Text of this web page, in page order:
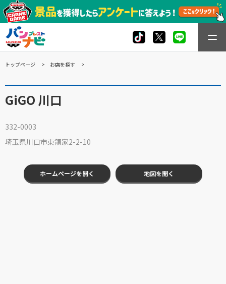
トップページ お店を探す
GiGO 川口
332-0003
埼玉県川口市東領家2-2-10
ホームページを開く 地図を開く